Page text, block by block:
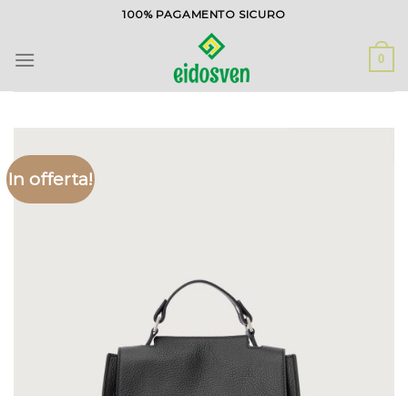
contenuti
100% PAGAMENTO SICURO
0
In offerta!